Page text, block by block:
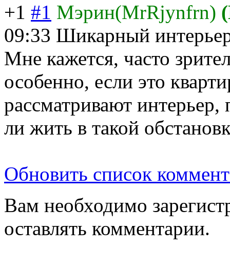
+1 #1 Мэрин(MrRjynfrn)
09:33 Шикарный
Мне кажется, часто
особенно, если это
рассматривают интерьер,
ли жить в такой
Обновить список
Вам необходимо
оставлять комментарии.